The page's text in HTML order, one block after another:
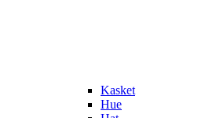
Kasket
Hue